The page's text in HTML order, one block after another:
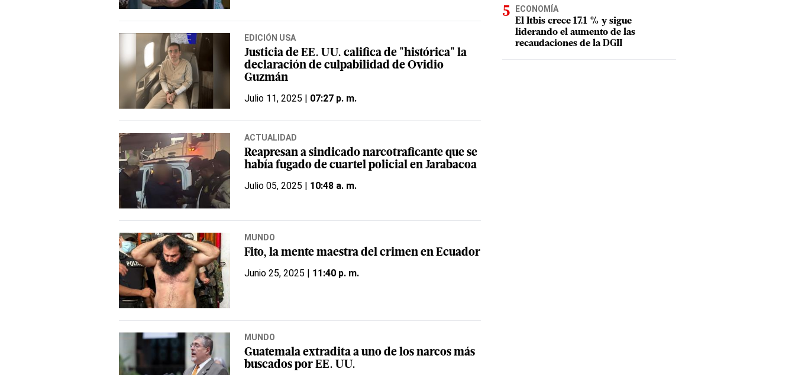
EDICIÓN USA
Justicia de EE. UU. califica de "histórica" la
declaración de culpabilidad de Ovidio
Guzmán
Julio 11, 2025 | 07:27 p. m.
ACTUALIDAD
Reapresan a sindicado narcotraficante que se
había fugado de cuartel policial en Jarabacoa
Julio 05, 2025 | 10:48 a. m.
MUNDO
Fito, la mente maestra del crimen en Ecuador
Junio 25, 2025 | 11:40 p. m.
MUNDO
Guatemala extradita a uno de los narcos más
buscados por EE. UU.
ECONOMÍA
El Itbis crece 17.1 % y sigue
liderando el aumento de las
recaudaciones de la DGII